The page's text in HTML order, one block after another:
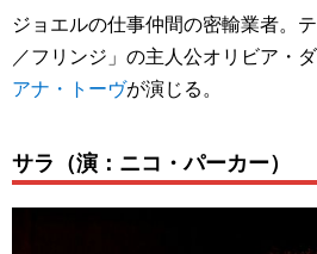
ジョエルの仕事仲間の密輸業者。
／フリンジ」の主人公オリビア・
アナ・トーヴが演じる。
サラ（演：ニコ・パーカー）